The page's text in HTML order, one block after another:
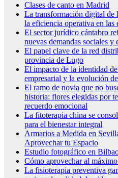
Clases de canto en Madrid
La transformación digital de
la eficiencia operativa en las
El sector jurídico cántabro
nuevas demandas sociales y
El papel clave de la red
provincia de Lugo
El impacto de la identidad
empresarial y la evolución
El ramo de novia que no
historia: flores elegidas por
recuerdo emocional
La fitoterapia china se
para el bienestar integral
Armarios a Medida en
Aprovechar tu Espacio
Estudio fotográfico en
Cómo aprovechar al
La fisioterapia preventiva